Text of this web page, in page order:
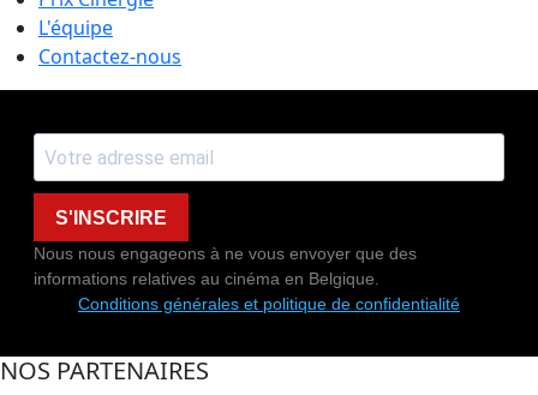
L'équipe
Contactez-nous
S'INSCRIRE
Nous nous engageons à ne vous envoyer que des
informations relatives au cinéma en Belgique.
Conditions générales et politique de confidentialité
NOS PARTENAIRES